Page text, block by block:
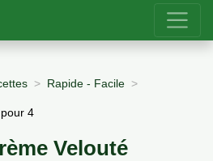
Rapide - Facile
4
Velouté